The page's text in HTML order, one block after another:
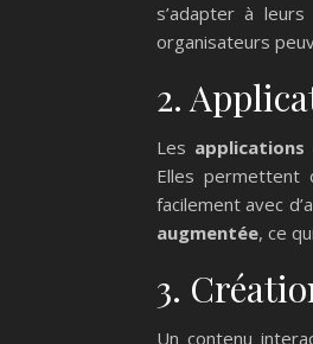
s’adapter à
organisateurs
2.
Les applications
Elles permettent
facilement avec
augmentée, ce
3.
Un contenu